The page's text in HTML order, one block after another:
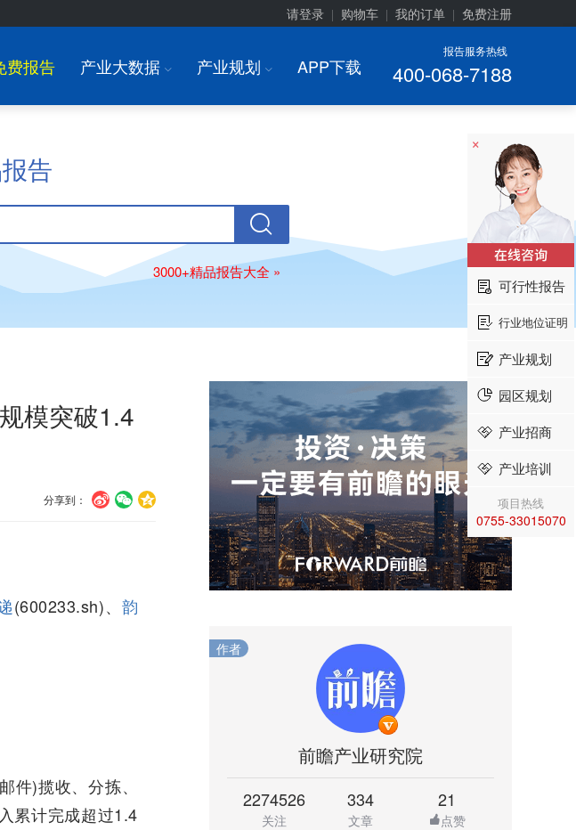
请登录 购物车 我的订单 免费注册
报告服务热线
400-068-7188
费报告 产业大数据 I 产业规划 I APP下载
告
3000+精品报告大全 »
模突破1.4
U V c
分享到：
(600233.sh)、 韵
)揽收、分拣、
累计完成超过1.4
作者
前瞻产业研究院
2274526
关注
334
文章
21
点赞
×
可行性报告
行业地位证明
产业规划
园区规划
产业招商
产业培训
项目热线
0755-33015070